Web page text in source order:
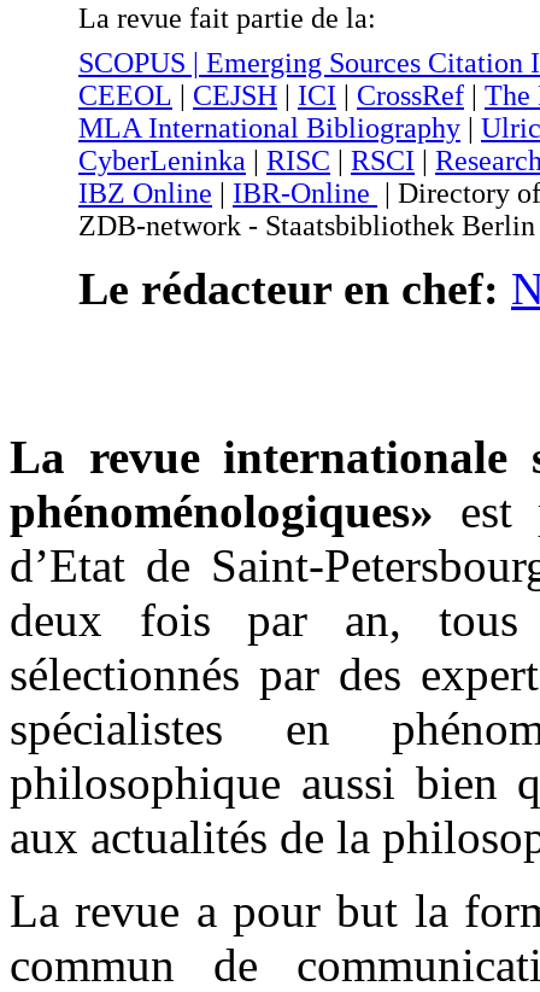
La revue fait partie de la:
SCOPUS | Emerging Sources Citation
CEEOL | CEJSH | ICI | CrossRef | The
MLA International Bibliography |
CyberLeninka | RISC | RSCI |
IBZ Online | IBR-Online | Directory
ZDB-network - Staatsbibliothek Berlin
Le rédacteur en chef:
La revue internationale
phénoménologiques» est
d’Etat de Saint-
deux fois par an, tous
sélectionnés par des
spécialistes en
philosophique aussi bien
aux actualités de la
La revue a pour but la
commun de